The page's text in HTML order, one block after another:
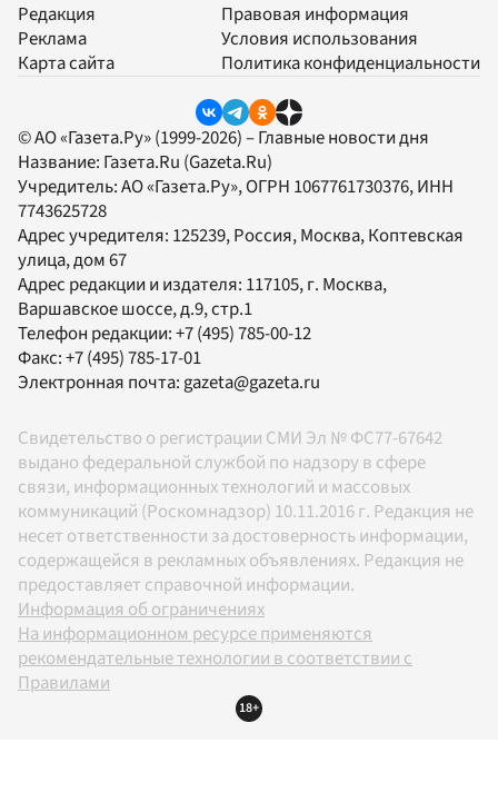
Редакция
Реклама
Карта сайта
Правовая информация
Условия использования
Политика конфиденциальности
© АО «Газета.Ру» (1999-2026) – Главные новости дня
Название: Газета.Ru (Gazeta.Ru)
Учредитель:АО «Газета.Ру», ОГРН 1067761730376, ИНН
7743625728
Адрес учредителя: 125239, Россия, Москва, Коптевская
улица, дом 67
Адрес редакции и издателя: 117105, г. Москва,
Варшавское шоссе, д.9, стр.1
Телефон редакции:+7 (495) 785-00-12
Факс:+7 (495) 785-17-01
Электронная почта: gazeta@gazeta.ru
Свидетельство о регистрации СМИ Эл № ФС77-67642
выдано федеральной службой по надзору в сфере
связи, информационных технологий и массовых
коммуникаций (Роскомнадзор) 10.11.2016 г. Редакция не
несет ответственности за достоверность информации,
содержащейся в рекламных объявлениях. Редакция не
предоставляет справочной информации.
Информация об ограничениях
На информационном ресурсе применяются
рекомендательные технологии в соответствии с
Правилами
18+